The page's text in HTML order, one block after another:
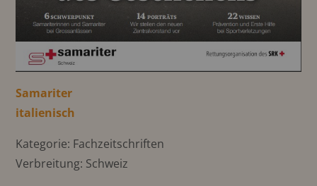
Samariter
italienisch
Kategorie: Fachzeitschriften
Verbreitung: Schweiz